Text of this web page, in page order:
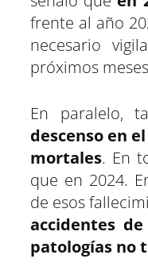
frente al año
necesario
próximos
En paralelo,
descenso en
mortales. En
que en 2024.
de esos
accidentes
patologías no